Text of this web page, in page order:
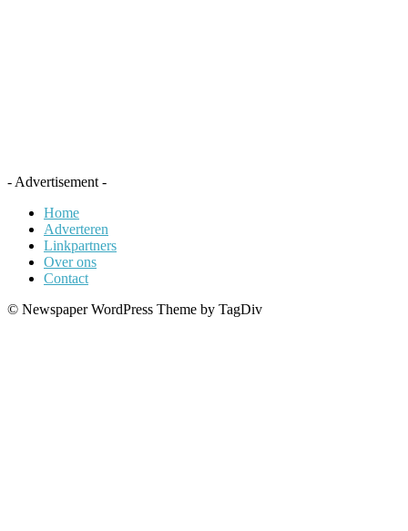
- Advertisement -
Home
Adverteren
Linkpartners
Over ons
Contact
© Newspaper WordPress Theme by TagDiv